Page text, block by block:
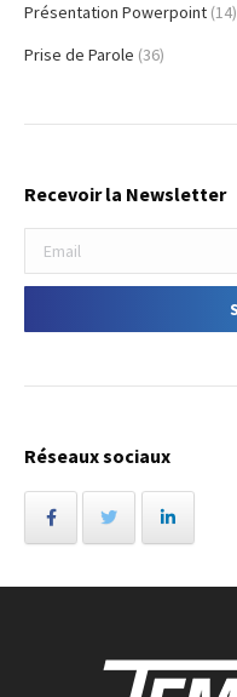
Présentation Powerpoint (14)
Prise de Parole (36)
Recevoir la Newsletter
Réseaux sociaux